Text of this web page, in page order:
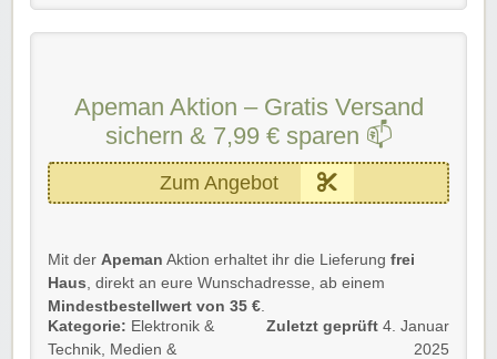
30 % Rabatt auf Bestellungen ab 299 €
50 % Rabattauf Bestellungen ab 799 €
Gültig nur noch für kurze Zeitund solange der Vorrat
reicht!
Rabatt-Coupon 🐼 wünscht euch viel Spaß beim
Shoppen, Stöbern & Sparen! 🌟
Apeman Aktion – Gratis Versand
sichern & 7,99 € sparen 📫
Zum Angebot
Mit der Apeman Aktion erhaltet ihr die Lieferung frei
Haus , direkt an eure Wunschadresse, ab einem
Mindestbestellwert von 35 €
Ihr spart euch damit satte
Kategorie: Elektronik &
Technik
Medien &
Zuletzt geprüft 4. Januar
2025